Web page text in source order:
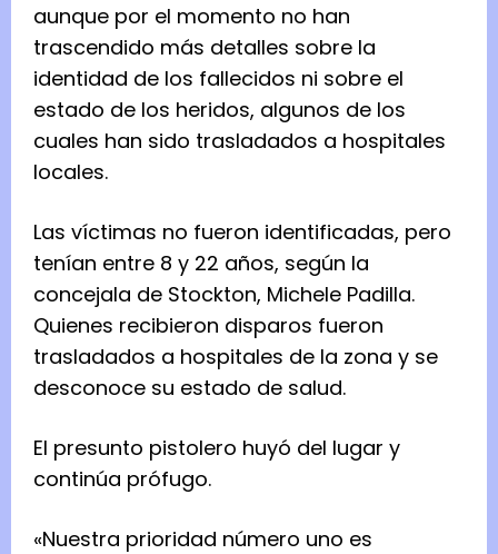
aunque por el momento no han
trascendido más detalles sobre la
identidad de los fallecidos ni sobre el
estado de los heridos, algunos de los
cuales han sido trasladados a hospitales
locales.
Las víctimas no fueron identificadas, pero
tenían entre 8 y 22 años, según la
concejala de Stockton, Michele Padilla.
Quienes recibieron disparos fueron
trasladados a hospitales de la zona y se
desconoce su estado de salud.
El presunto pistolero huyó del lugar y
continúa prófugo.
«Nuestra prioridad número uno es